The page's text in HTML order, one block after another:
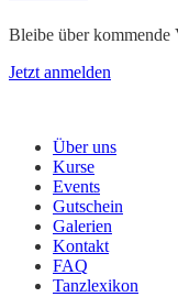
Bleibe über kommende
Jetzt anmelden
Über uns
Kurse
Events
Gutschein
Galerien
Kontakt
FAQ
Tanzlexikon